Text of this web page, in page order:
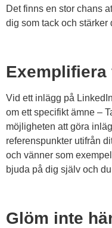
Det finns en stor chans
dig som tack och stärker
Exemplifiera
Vid ett inlägg på
om ett specifikt ämne –
möjligheten att göra
referenspunkter utifrån
och vänner som
bjuda på dig själv och
Glöm inte